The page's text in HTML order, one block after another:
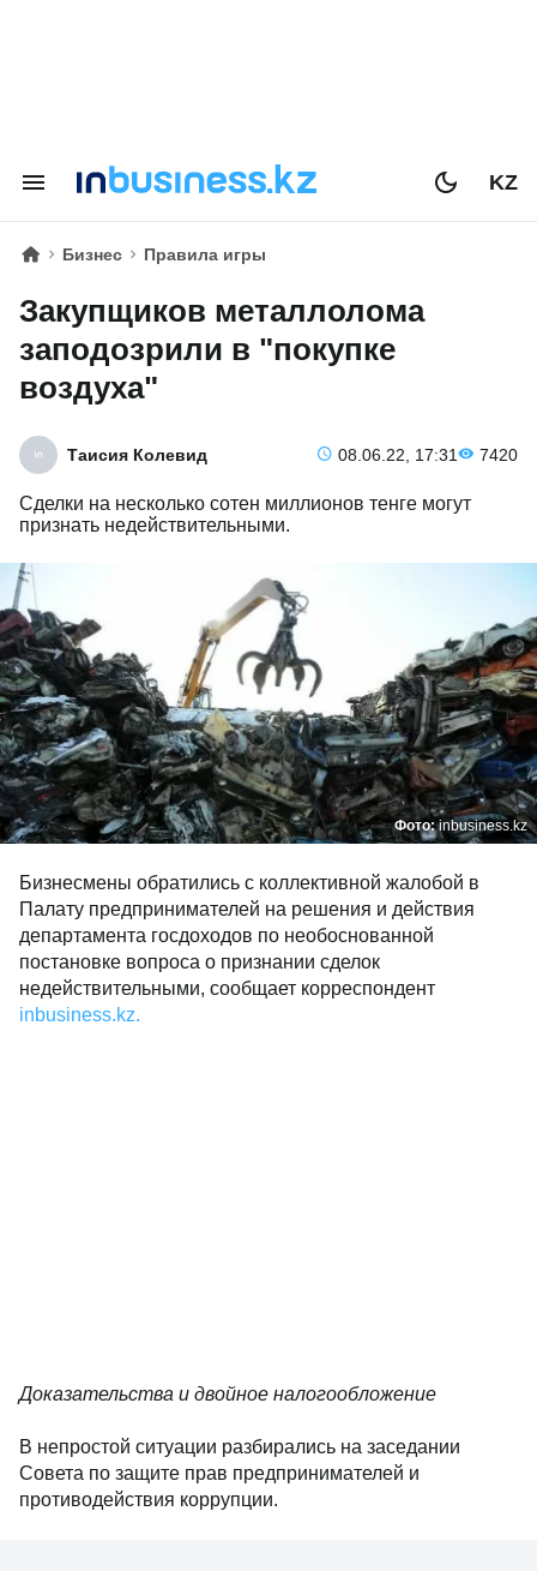
KZ
Бизнес Правила игры
Закупщиков металлолома
заподозрили в "покупке
воздуха"
Таисия Колевид 08.06.22, 17:31 7420
Сделки на несколько сотен миллионов тенге могут
признать недействительными.
Фото:inbusiness.kz
Бизнесмены обратились с коллективной жалобой в
Палату предпринимателей на решения и действия
департамента госдоходов по необоснованной
постановке вопроса о признании сделок
недействительными, сообщает корреспондент
inbusiness.kz.
Доказательства и двойное налогообложение
В непростой ситуации разбирались на заседании
Совета по защите прав предпринимателей и
противодействия коррупции.